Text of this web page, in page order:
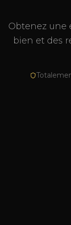
Obtenez une
bien et des